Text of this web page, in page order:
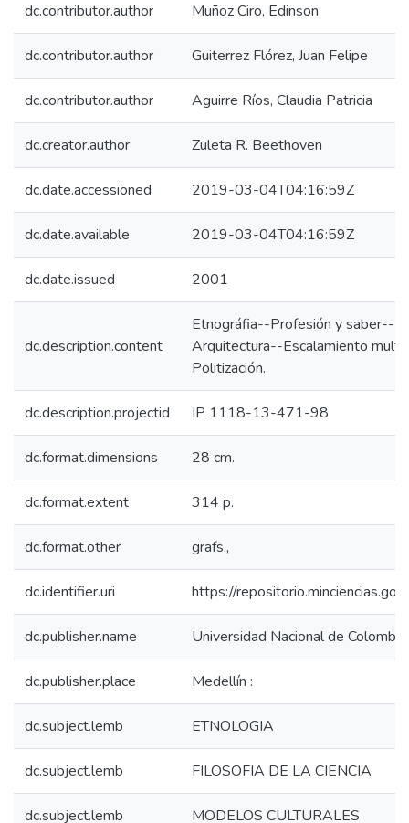
dc.contributor.author Muñoz Ciro, Edinson
dc.contributor.author Guiterrez Flórez, Juan Felipe
dc.contributor.author Aguirre Ríos, Claudia Patricia
dc.creator.author Zuleta R. Beethoven
dc.date.accessioned 2019-03-04T04:16:59Z
dc.date.available 2019-03-04T04:16:59Z
dc.date.issued 2001
dc.description.content
Etnográfia--Profesión y saber--
Arquitectura--Escalamiento
Politización.
dc.description.projectid IP 1118-13-471-98
dc.format.dimensions 28 cm.
dc.format.extent 314 p.
dc.format.other grafs.,
dc.identifier.uri https://
dc.publisher.name Universidad Nacional de Colombia,
dc.publisher.place Medellín :
dc.subject.lemb ETNOLOGIA
dc.subject.lemb FILOSOFIA DE LA CIENCIA
dc.subject.lemb MODELOS CULTURALES